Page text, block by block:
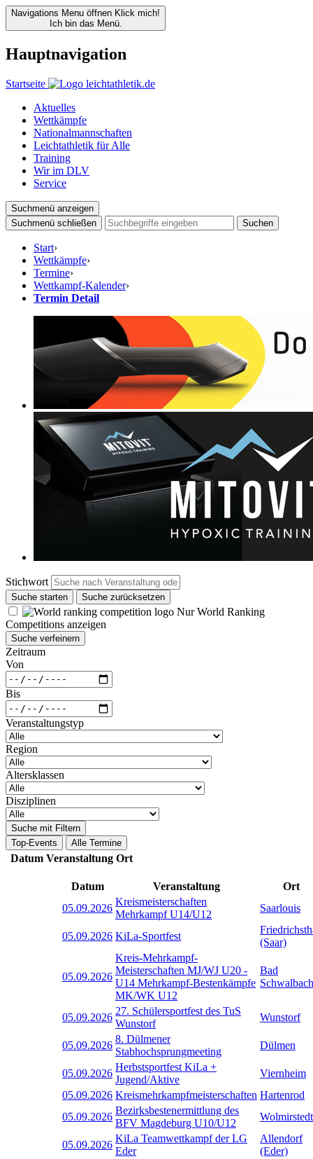
Navigations Menu öffnen Klick mich!
Ich bin das Menü.
Hauptnavigation
Startseite
Aktuelles
Wettkämpfe
Nationalmannschaften
Leichtathletik für Alle
Training
Wir im DLV
Service
Suchmenü anzeigen
Suchmenü schließen
Suchen
Start›
Wettkämpfe›
Termine›
Wettkampf-Kalender›
Termin Detail
Stichwort
Suche starten Suche zurücksetzen
Nur World Ranking
Competitions anzeigen
Suche verfeinern
Zeitraum
Von
Bis
Veranstaltungstyp
Region
Altersklassen
Disziplinen
Suche mit Filtern
Top-Events
Alle Termine
Datum Veranstaltung Ort
Datum Veranstaltung
Ort
05.09.2026
Kreismeisterschaften
Mehrkampf U14/U12
Saarlouis
05.09.2026 KiLa-Sportfest
(Saar)
05.09.2026
Kreis-Mehrkampf-
Meisterschaften MJ/WJ U20 -
U14 Mehrkampf-Bestenkämpfe
MK/WK U12
Bad
Schwalbach
05.09.2026
27. Schülersportfest des TuS
Wunstorf
Wunstorf
05.09.2026
8. Dülmener
Stabhochsprungmeeting
Dülmen
05.09.2026
Herbstsportfest KiLa +
Jugend/Aktive
Viernheim
05.09.2026 Kreismehrkampfmeisterschaften Hartenrod
05.09.2026
Bezirksbestenermittlung des
BFV Magdeburg U10/U12
Wolmirstedt
05.09.2026
KiLa Teamwettkampf der LG
Eder
Allendorf
(Eder)